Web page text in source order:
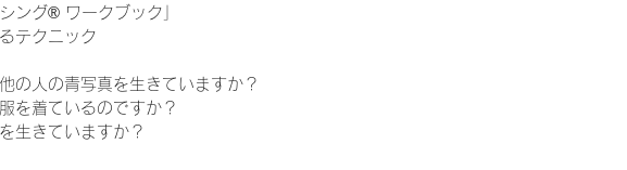
ング® ワークブック」
テクニック
の人の青写真を生きていますか？
を着ているのですか？
生きていますか？